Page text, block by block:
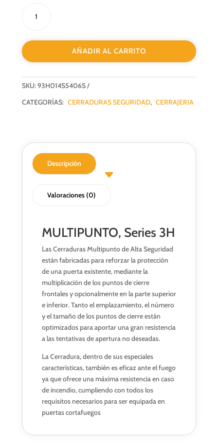
3
PUNTOS
LINCE
3H014-
S/50
AÑADIR AL CARRITO
SKU:93H014S5406S
CATEGORÍAS: CERRADURAS SEGURIDAD, CERRAJERIA
Descripción
Valoraciones (0)
MULTIPUNTO, Series 3H
Las Cerraduras Multipunto de Alta Seguridad
están fabricadas para reforzar la protección
de una puerta existente, mediante la
multiplicación de los puntos de cierre
frontales y opcionalmente en la parte superior
e inferior. Tanto el emplazamiento, el número
y el tamaño de los puntos de cierre están
optimizados para aportar una gran resistencia
a las tentativas de apertura no deseadas.
La Cerradura, dentro de sus especiales
características, también es eficaz ante el fuego
ya que ofrece una máxima resistencia en caso
de incendio, cumpliendo con todos los
requisitos necesarios para ser equipada en
puertas cortafuegos